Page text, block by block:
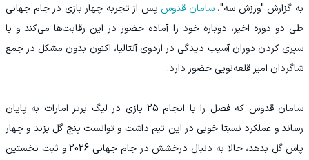
به گزارش "ورزش سه"،سامان قدوس پس از تجربه چهار بازی در جام جهانی
طی دو دوره اخیر، دوباره خود را آماده حضور در این رقابت‌ها می‌کند و با
سپری کردن دوران آسیب دیدگی در اردوی آنتالیا، اکنون بدون مشکل در جمع
شاگردان امیر قلعه‌نویی حضور دارد.
سامان قدوس که فصل را با انجام 25 بازی در لیگ برتر امارات به پایان
رساند و عملکرد نسبتا خوبی در این تیم داشت و توانست پنج گل بزند و چهار
پاس گل بدهد، حالا به دنبال درخشش در جام جهانی 2026 و ثبت نخستین